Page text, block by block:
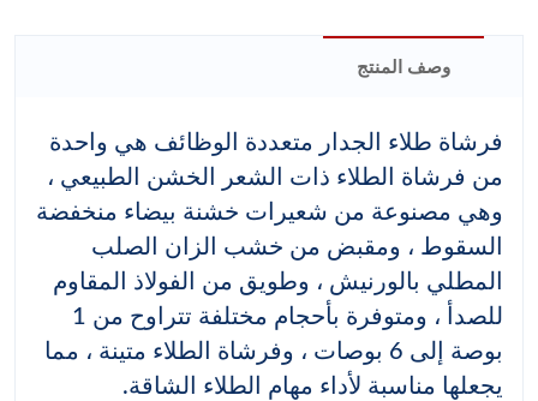
وصف المنتج
فرشاة طلاء الجدار متعددة الوظائف هي واحدة
من فرشاة الطلاء ذات الشعر الخشن الطبيعي ،
وهي مصنوعة من شعيرات خشنة بيضاء منخفضة
السقوط ، ومقبض من خشب الزان الصلب
المطلي بالورنيش ، وطويق من الفولاذ المقاوم
للصدأ ، ومتوفرة بأحجام مختلفة تتراوح من 1
بوصة إلى 6 بوصات ، وفرشاة الطلاء متينة ، مما
يجعلها مناسبة لأداء مهام الطلاء الشاقة.